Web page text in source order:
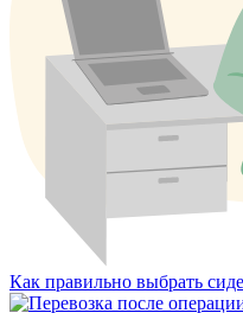
Как правильно выбрать